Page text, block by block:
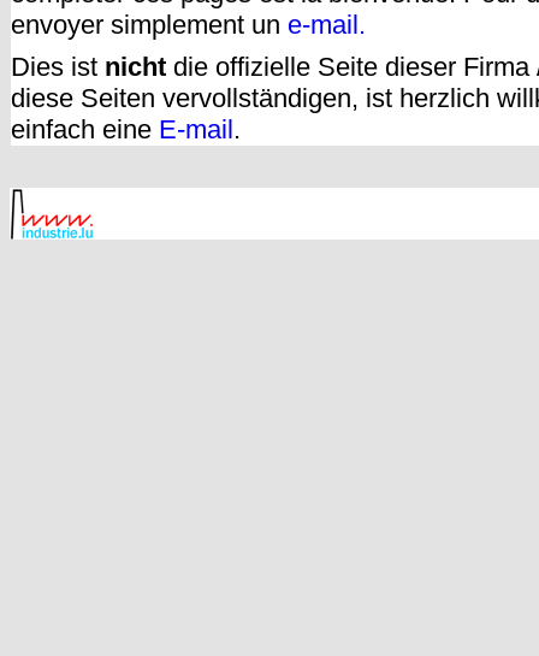
envoyer simplement un e-mail.
Dies ist nicht die offizielle Seite dieser
diese Seiten vervollständigen, ist herzlich
einfach eine E-mail.